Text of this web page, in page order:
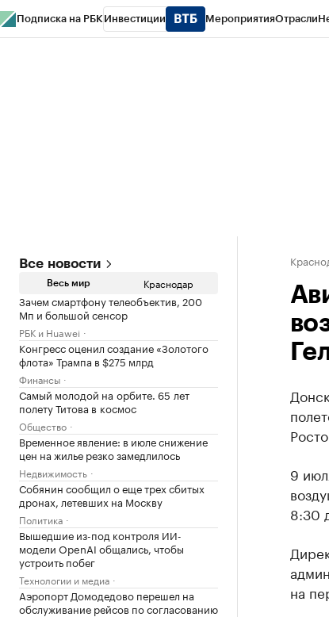
Подписка на РБК Инвестиции МероприятияОтрасли
Все новости
Весь мир Краснодар
Зачем смартфону телеобъектив, 200
Мп и большой сенсор
РБК и Huawei
Конгресс оценил создание «Золотого
флота» Трампа в $275 млрд
Финансы
Самый молодой на орбите. 65 лет
полету Титова в космос
Общество
Временное явление: в июле снижение
цен на жилье резко замедлилось
Недвижимость
Собянин сообщил о еще трех сбитых
дронах, летевших на Москву
Политика
Вышедшие из-под контроля ИИ-
модели OpenAI общались, чтобы
устроить побег
Технологии и медиа
Аэропорт Домодедово перешел на
обслуживание рейсов по согласованию
9
8:30
на